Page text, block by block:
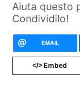
Aiuta questo
Condividilo!
EMAIL
</>Embed